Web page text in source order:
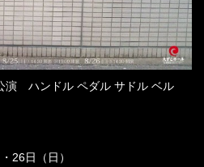
演 ハンドル ペダル サドル ベル
26日（日）